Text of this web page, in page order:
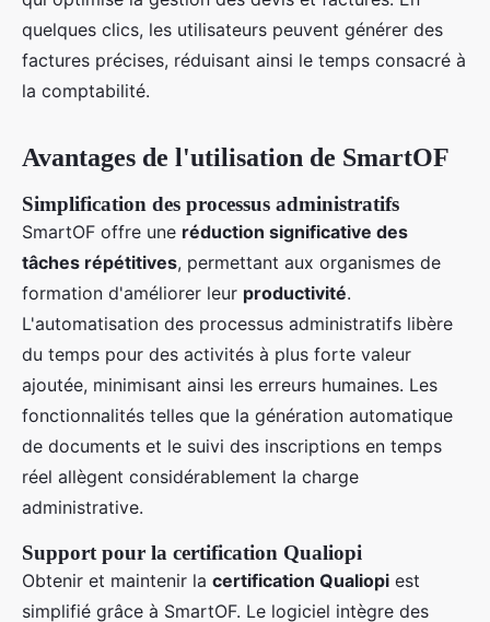
quelques clics, les utilisateurs peuvent générer des
factures précises, réduisant ainsi le temps consacré à
la comptabilité.
Avantages de l'utilisation de SmartOF
Simplification des processus administratifs
SmartOF offre une réduction significative des
tâches répétitives, permettant aux organismes de
formation d'améliorer leur productivité.
L'automatisation des processus administratifs libère
du temps pour des activités à plus forte valeur
ajoutée, minimisant ainsi les erreurs humaines. Les
fonctionnalités telles que la génération automatique
de documents et le suivi des inscriptions en temps
réel allègent considérablement la charge
administrative.
Support pour la certification Qualiopi
Obtenir et maintenir la certification Qualiopi est
simplifié grâce à SmartOF. Le logiciel intègre des